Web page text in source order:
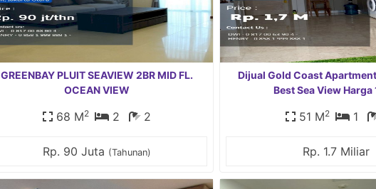
GREENBAY PLUIT SEAVIEW 2BR MID FL.
OCEAN VIEW
68 M2 2 2
Rp. 90 Juta (Tahunan)
Dijual Gold Coast Apartment
Best Sea View Harga
51 M2 1
Rp. 1.7 Miliar